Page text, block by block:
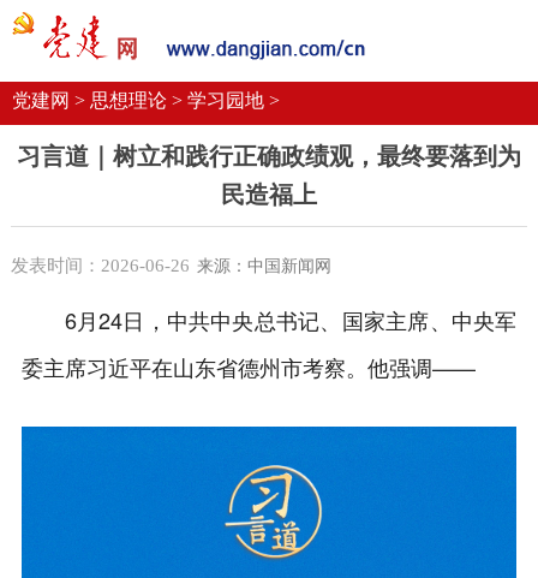
党建要闻
机关党建
校园党建 企业党建
党建网 > 思想理论 > 学习园地 >
习言道｜树立和践行正确政绩观，最终要落到为
民造福上
发表时间：2026-06-26 来源：中国新闻网
6月24日，中共中央总书记、国家主席、中央军
委主席习近平在山东省德州市考察。他强调——